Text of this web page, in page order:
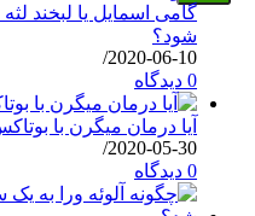
گامی اسمایل یا لبخند
شود؟
2020-06-10
/
0 دیدگاه
آیا درمان میگرن با
2020-05-30
/
0 دیدگاه